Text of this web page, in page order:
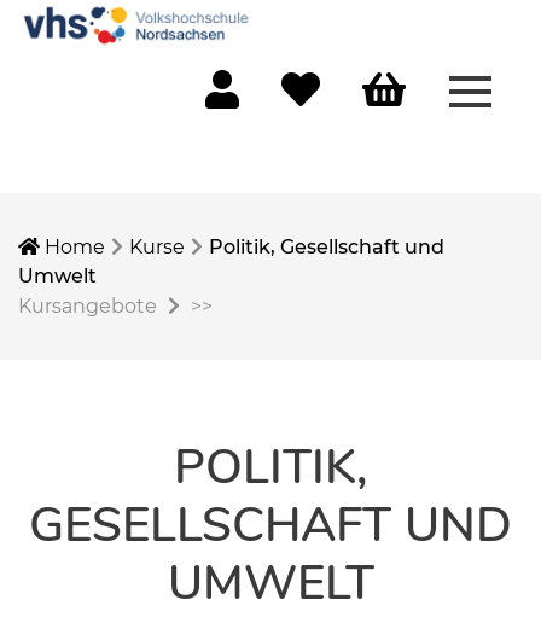
Home Kurse
Politik, Gesellschaft und
Umwelt
Kursangebote
>>
POLITIK,
GESELLSCHAFT UND
UMWELT